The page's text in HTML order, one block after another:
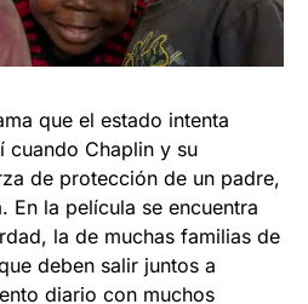
que el estado intenta
cuando Chaplin y su
de protección de un padre,
En la película se encuentra
la de muchas familias de
deben salir juntos a
diario con muchos